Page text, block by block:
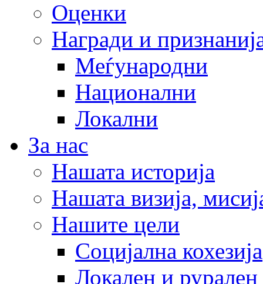
Оценки
Награди и
Меѓународни
Национални
Локални
За нас
Нашата историја
Нашата визија,
Нашите цели
Социјална кохезија
Локален и рурален